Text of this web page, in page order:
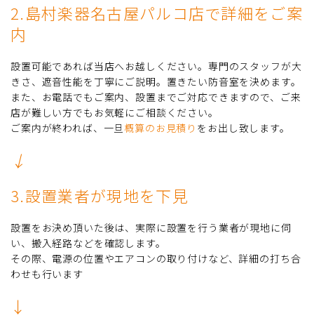
2.島村楽器名古屋パルコ店で詳細をご案
内
設置可能であれば当店へお越しください。専門のスタッフが大
きさ、遮音性能を丁寧にご説明。置きたい防音室を決めます。
また、お電話でもご案内、設置までご対応できますので、ご来
店が難しい方でもお気軽にご相談ください。
ご案内が終われば、一旦 概算のお見積り をお出し致します。
↓
3.設置業者が現地を下見
設置をお決め頂いた後は、実際に設置を行う業者が現地に伺
い、搬入経路などを確認します。
その際、電源の位置やエアコンの取り付けなど、詳細の打ち合
わせも行います
↓